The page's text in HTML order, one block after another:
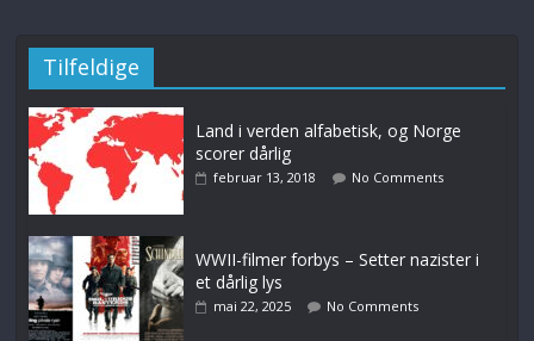
Tilfeldige
Land i verden alfabetisk, og Norge
scorer dårlig
februar 13, 2018 No Comments
WWII-filmer forbys – Setter nazister i
et dårlig lys
mai 22, 2025 No Comments